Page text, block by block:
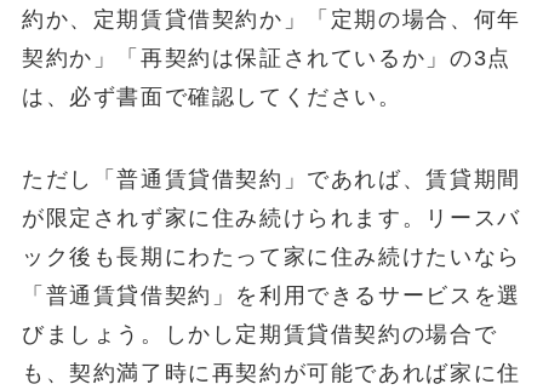
約か、定期賃貸借契約か」「定期の場合、何年
契約か」「再契約は保証されているか」の3点
は、必ず書面で確認してください。
ただし「普通賃貸借契約」であれば、賃貸期間
が限定されず家に住み続けられます。リースバ
ック後も長期にわたって家に住み続けたいなら
「普通賃貸借契約」を利用できるサービスを選
びましょう。しかし定期賃貸借契約の場合で
も、契約満了時に再契約が可能であれば家に住